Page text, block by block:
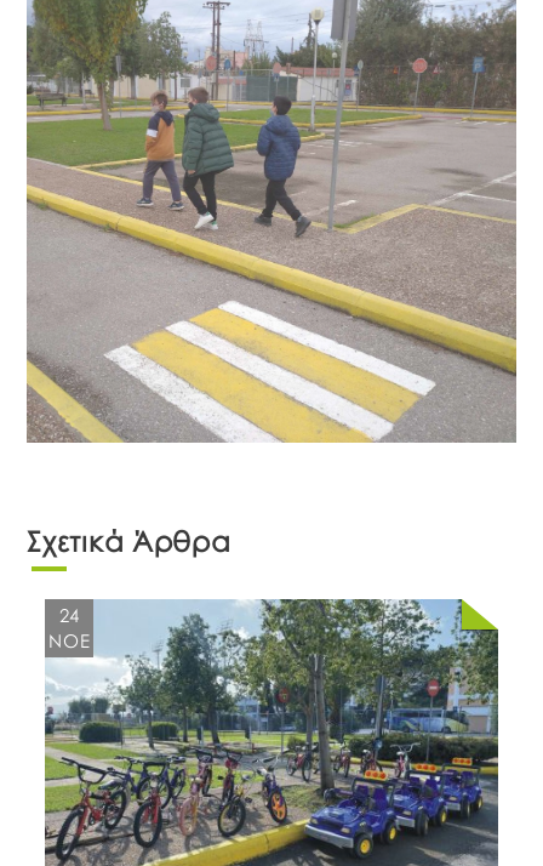
Σχετικά Άρθρα
24
ΝΟΈ